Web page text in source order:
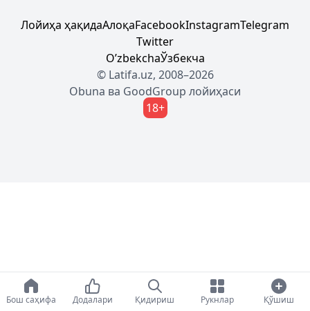
Лойиҳа ҳақидаАлоқаFacebookInstagramTelegram
Twitter
OʼzbekchaЎзбекча
© Latifa.uz, 2008–2026
Obuna ва GoodGroup лойиҳаси
18+
Бош саҳифа Додалари Қидириш Рукнлар Қўшиш